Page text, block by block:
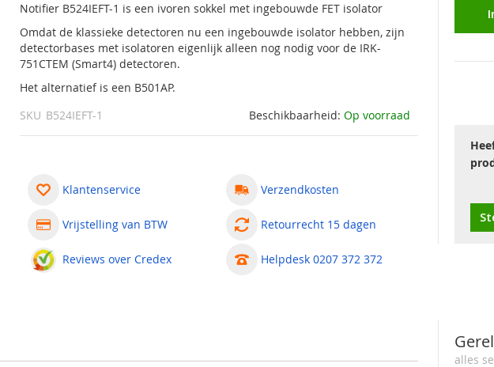
Notifier B524IEFT-1 is een ivoren sokkel met ingebouwde FET isolator
Omdat de klassieke detectoren nu een ingebouwde isolator hebben, zijn
detectorbases met isolatoren eigenlijk alleen nog nodig voor de IRK-
751CTEM (Smart4) detectoren.
Het alternatief is een B501AP.
Beschikbaarheid: Op voorraad
SKU B524IEFT-1
Klantenservice
Vrijstelling van BTW
Reviews over Credex
Verzendkosten
Retourrecht 15 dagen
Helpdesk 0207 372 372
alles